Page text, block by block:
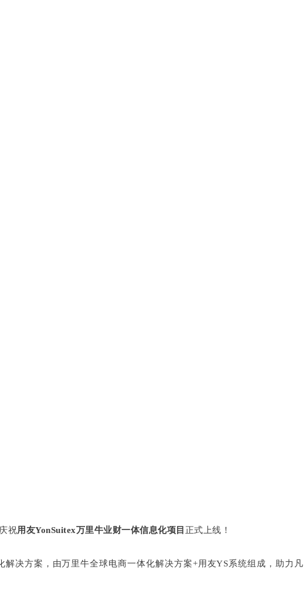
祝用友YonSuitex万里牛业财一体信息化项目 正式上线！
决方案，由万里牛全球电商一体化解决方案+用友YS系统组成，助力凡